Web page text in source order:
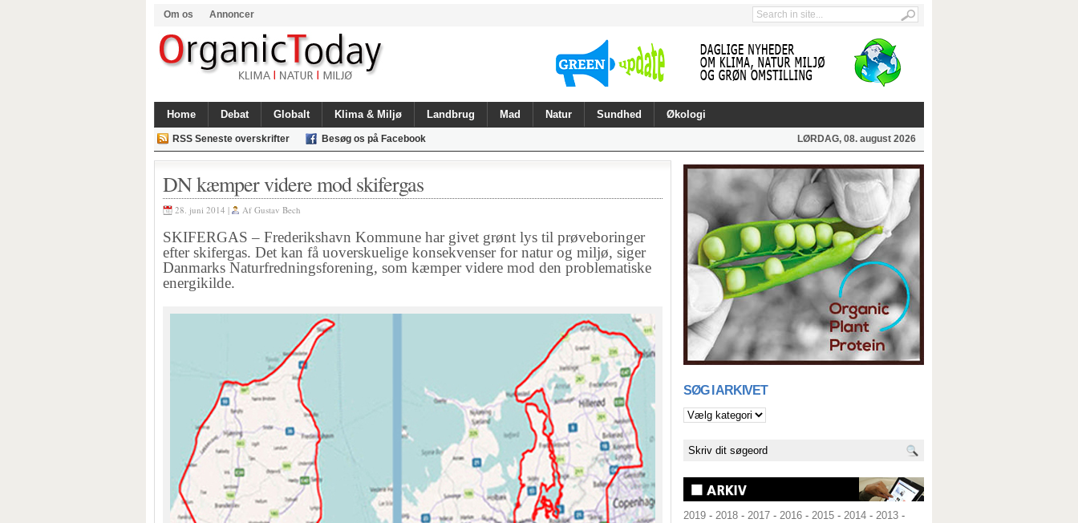
Om os Annoncer
Home Debat Globalt Klima & Miljø Landbrug Mad Natur Sundhed Økologi
RSS Seneste overskrifter Besøg os på Facebook LØRDAG, 08. august 2026
DN kæmper videre mod skifergas
28. juni 2014 | Af Gustav Bech
SKIFERGAS – Frederikshavn Kommune har givet grønt lys til prøveboringer
efter skifergas. Det kan få uoverskuelige konsekvenser for natur og miljø, siger
Danmarks Naturfredningsforening, som kæmper videre mod den problematiske
energikilde.
SØG I ARKIVET
2019 - 2018 - 2017 - 2016 - 2015 - 2014 - 2013 -